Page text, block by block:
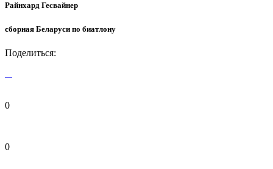
Райнхард Гесвайнер
сборная Беларуси по биатлону
Поделиться:
0
0